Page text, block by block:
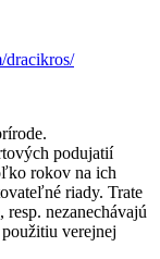
dracikros/
podujatií
rokov na ich
riady. Trate
nezanechávajú
verejnej